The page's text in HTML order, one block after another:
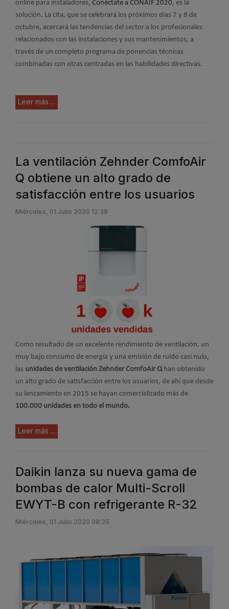
online para instaladores, Conéctate a CONAIF 2020, es la
solución. La cita, que se celebrará los próximos días 7 y 8 de
octubre, acercará las tendencias del sector a los profesionales
relacionados con las instalaciones y sus mantenimientos, a
través de un completo programa de ponencias técnicas
combinadas con otras centradas en las habilidades directivas.
Leer más ...
La ventilación Zehnder ComfoAir
Q obtiene un alto grado de
satisfacción entre los usuarios
Miércoles, 01 Julio 2020 12:39
Como resultado de un excelente rendimiento de ventilación, un
muy bajo consumo de energía y una emisión de ruido casi nulo,
las unidades de ventilación Zehnder ComfoAir Qhan obtenido
un alto grado de satisfacción entre los usuarios, de ahí que desde
su lanzamiento en 2015 se hayan comercializado más de
100.000 unidades en todo el mundo.
Leer más ...
Daikin lanza su nueva gama de
bombas de calor Multi-Scroll
EWYT-B con refrigerante R-32
Miércoles, 01 Julio 2020 08:35